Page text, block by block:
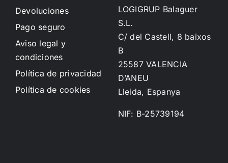
Devoluciones
Pago seguro
Aviso legal y
condiciones
Política de privacidad
Política de cookies
LOGIGRUP Balaguer
S.L.
C/ del Castell, 8 baixos
B
25587 VALENCIA
D’ANEU
Lleida, Espanya
NIF: B-25739194